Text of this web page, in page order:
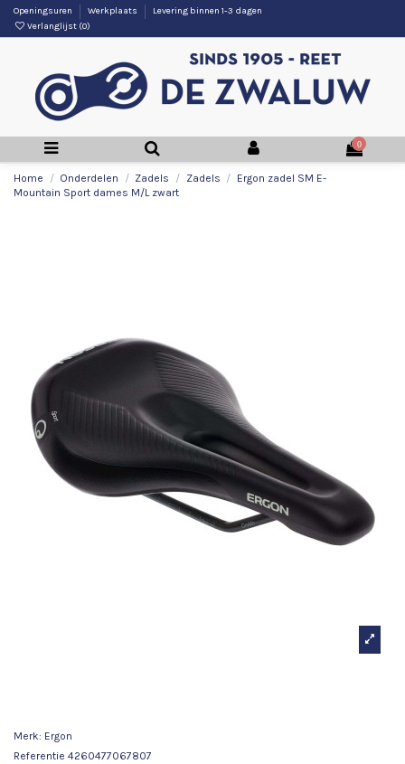
Openingsuren Werkplaats
Levering binnen 1-3 dagen
Verlanglijst (0)
0
Home Onderdelen Zadels Zadels
Ergon zadel SM E-
Mountain Sport dames M/L zwart
Merk: Ergon
Referentie 4260477067807